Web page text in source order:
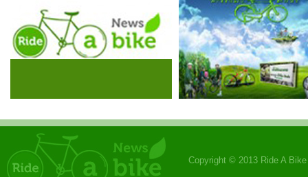
Copyright © 2013 Ride A